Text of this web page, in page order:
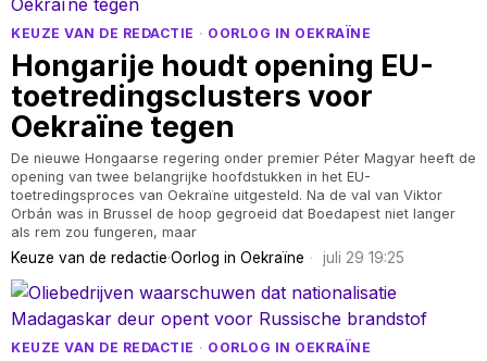
KEUZE VAN DE REDACTIE · OORLOG IN OEKRAÏNE
Hongarije houdt opening EU-
toetredingsclusters voor
Oekraïne tegen
De nieuwe Hongaarse regering onder premier Péter Magyar heeft de
opening van twee belangrijke hoofdstukken in het EU-
toetredingsproces van Oekraïne uitgesteld. Na de val van Viktor
Orbán was in Brussel de hoop gegroeid dat Boedapest niet langer
als rem zou fungeren, maar
Keuze van de redactie·Oorlog in Oekraïne juli 29 19:25
KEUZE VAN DE REDACTIE · OORLOG IN OEKRAÏNE